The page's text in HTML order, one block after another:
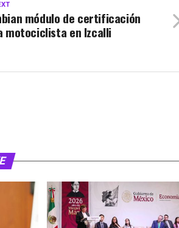
módulo de certificación
motociclista en Izcalli